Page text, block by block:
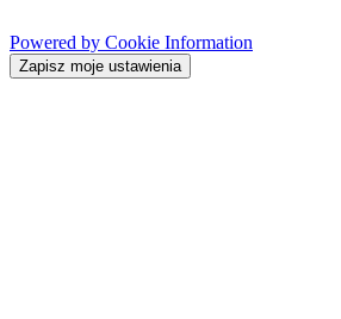
Powered by Cookie Information
Zapisz moje ustawienia